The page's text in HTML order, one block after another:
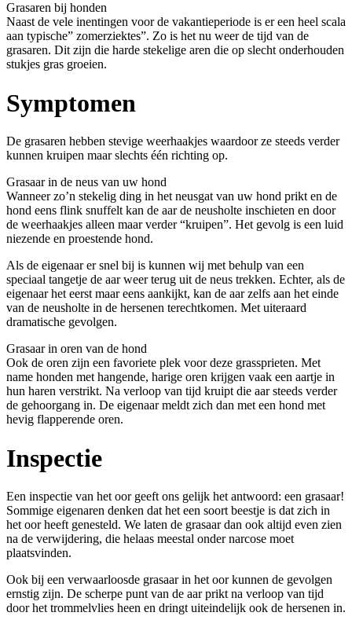
Grasaren bij honden
Naast de vele inentingen voor de vakantieperiode is er een heel scala
aan typische” zomerziektes”. Zo is het nu weer de tijd van de
grasaren. Dit zijn die harde stekelige aren die op slecht onderhouden
stukjes gras groeien.
Symptomen
De grasaren hebben stevige weerhaakjes waardoor ze steeds verder
kunnen kruipen maar slechts één richting op.
Grasaar in de neus van uw hond
Wanneer zo’n stekelig ding in het neusgat van uw hond prikt en de
hond eens flink snuffelt kan de aar de neusholte inschieten en door
de weerhaakjes alleen maar verder “kruipen”. Het gevolg is een luid
niezende en proestende hond.
Als de eigenaar er snel bij is kunnen wij met behulp van een
speciaal tangetje de aar weer terug uit de neus trekken. Echter, als de
eigenaar het eerst maar eens aankijkt, kan de aar zelfs aan het einde
van de neusholte in de hersenen terechtkomen. Met uiteraard
dramatische gevolgen.
Grasaar in oren van de hond
Ook de oren zijn een favoriete plek voor deze grassprieten. Met
name honden met hangende, harige oren krijgen vaak een aartje in
hun haren verstrikt. Na verloop van tijd kruipt die aar steeds verder
de gehoorgang in. De eigenaar meldt zich dan met een hond met
hevig flapperende oren.
Inspectie
Een inspectie van het oor geeft ons gelijk het antwoord: een grasaar!
Sommige eigenaren denken dat het een soort beestje is dat zich in
het oor heeft genesteld. We laten de grasaar dan ook altijd even zien
na de verwijdering, die helaas meestal onder narcose moet
plaatsvinden.
Ook bij een verwaarloosde grasaar in het oor kunnen de gevolgen
ernstig zijn. De scherpe punt van de aar prikt na verloop van tijd
door het trommelvlies heen en dringt uiteindelijk ook de hersenen in.